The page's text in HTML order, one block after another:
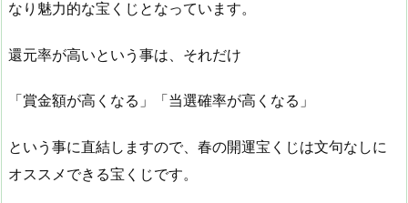
なり魅力的な宝くじとなっています。
還元率が高いという事は、それだけ
「賞金額が高くなる」「当選確率が高くなる」
という事に直結しますので、春の開運宝くじは文句なしに
オススメできる宝くじです。